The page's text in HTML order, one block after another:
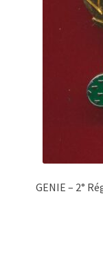
GENIE – 2°